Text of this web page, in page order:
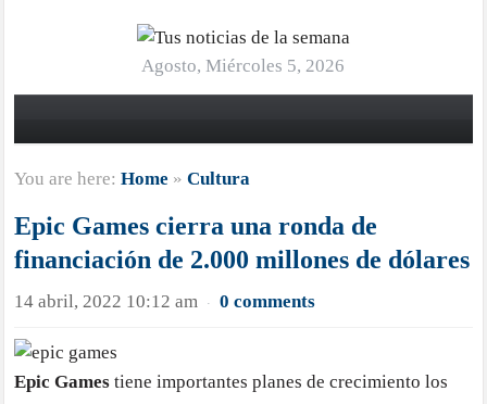
Agosto, Miércoles 5, 2026
You are here:Home »Cultura
Epic Games cierra una ronda de
financiación de 2.000 millones de dólares
14 abril, 2022 10:12 am · 0 comments
Epic Games tiene importantes planes de crecimiento los